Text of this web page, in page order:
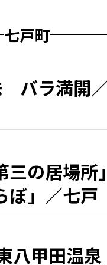
七戸町
バラ満開
三の居場
ぼ」／七戸
甲田温泉